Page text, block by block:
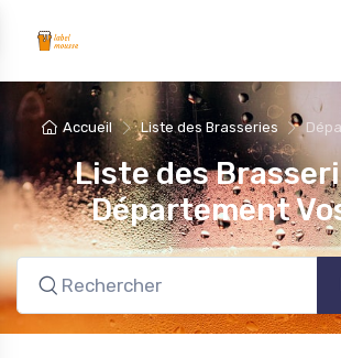
Accueil Liste des Brasseries
Liste des
Département